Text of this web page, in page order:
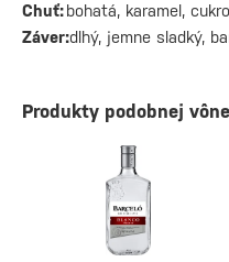
Chuť:bohatá, karamel,
Záver:dlhý, jemne sladký,
Produkty podobnej